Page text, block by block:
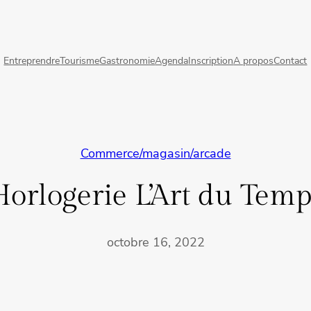
EntreprendreTourismeGastronomieAgendaInscriptionA proposContact
Commerce/magasin/arcade
L’Art du
octobre 16, 2022